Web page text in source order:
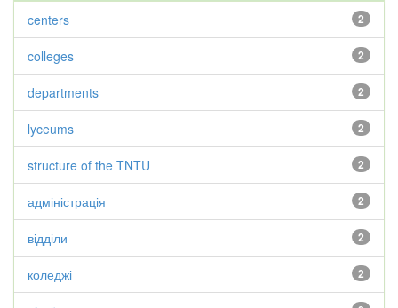
2
centers
2
colleges
2
departments
2
lyceums
2
structure of the TNTU
2
адміністрація
2
відділи
2
коледжі